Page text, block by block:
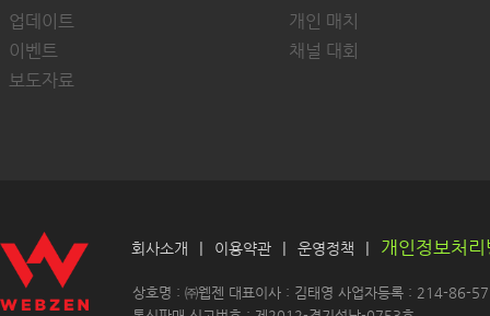
업데이트
이벤트
보도자료
개인 매치
채널 대회
회사소개 | 이용약관 | 운영정책 | 개인정보처
상호명 : ㈜웹젠 대표이사 : 김태영 사업자등록 : 214-86-